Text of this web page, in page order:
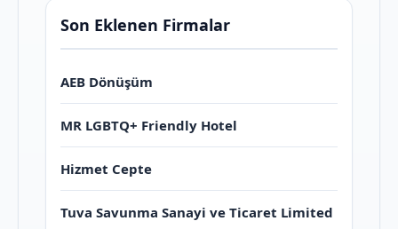
Son Eklenen Firmalar
AEB Dönüşüm
MR LGBTQ+ Friendly Hotel
Hizmet Cepte
Tuva Savunma Sanayi ve Ticaret Limited